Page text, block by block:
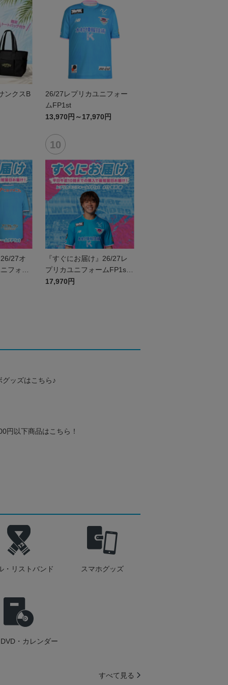
ンクスB
26/27レプリカユニフォー
ムFP1st
13,970円～17,970円
27オ
フォー
『すぐにお届け』26/27レ
プリカユニフォームFP1st
No.11 塩浜 遼
17,970円
ッズはこちら♪
円以下商品はこちら！
・リストバンド スマホグッズ
・カレンダー
すべて見る